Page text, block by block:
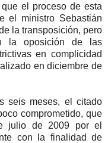
el proceso de esta
el ministro Sebastián
la transposición, pero
la oposición de las
en complicidad
en diciembre de
seis meses, el citado
comprometido, que
julio de 2009 por el
con la finalidad de